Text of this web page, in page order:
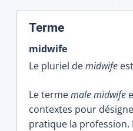
Terme:
midwife
Le pluriel demidwife est
Le termemale midwife
contextes pour
pratique la profession.